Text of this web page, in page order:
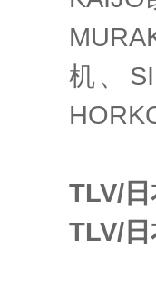
机、
TLV/
TLV/